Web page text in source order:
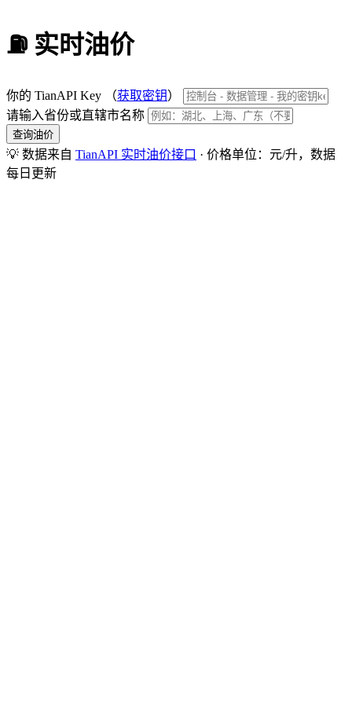
⛽ 实时油价
你的 TianAPI Key （获取密钥）
请输入省份或直辖市名称
查询油价
💡 数据来自 TianAPI 实时油价接口 · 价格单位：元/升，数据
每日更新